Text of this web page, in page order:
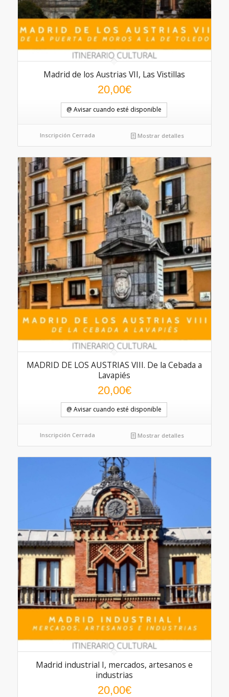
Madrid de los Austrias VII, Las Vistillas
20,00€
@ Avisar cuando esté disponible
Inscripción Cerrada Mostrar detalles
MADRID DE LOS AUSTRIAS VIII. De la Cebada a
Lavapiés
20,00€
@ Avisar cuando esté disponible
Inscripción Cerrada Mostrar detalles
Madrid industrial I, mercados, artesanos e
industrias
20,00€